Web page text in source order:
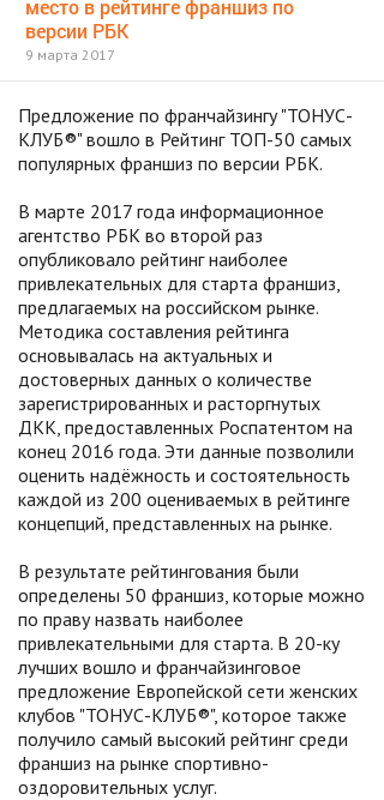
место в рейтинге франшиз по
версии РБК
9 марта 2017
Предложение по франчайзингу "ТОНУС-
КЛУБ®" вошло в Рейтинг ТОП-50 самых
популярных франшиз по версии РБК.
В марте 2017 года информационное
агентство РБК во второй раз
опубликовало рейтинг наиболее
привлекательных для старта франшиз,
предлагаемых на российском рынке.
Методика составления рейтинга
основывалась на актуальных и
достоверных данных о количестве
зарегистрированных и расторгнутых
ДКК, предоставленных Роспатентом на
конец 2016 года. Эти данные позволили
оценить надёжность и состоятельность
каждой из 200 оцениваемых в рейтинге
концепций, представленных на рынке.
В результате рейтингования были
определены 50 франшиз, которые можно
по праву назвать наиболее
привлекательными для старта. В 20-ку
лучших вошло и франчайзинговое
предложение Европейской сети женских
клубов "ТОНУС-КЛУБ®", которое также
получило самый высокий рейтинг среди
франшиз на рынке спортивно-
оздоровительных услуг.